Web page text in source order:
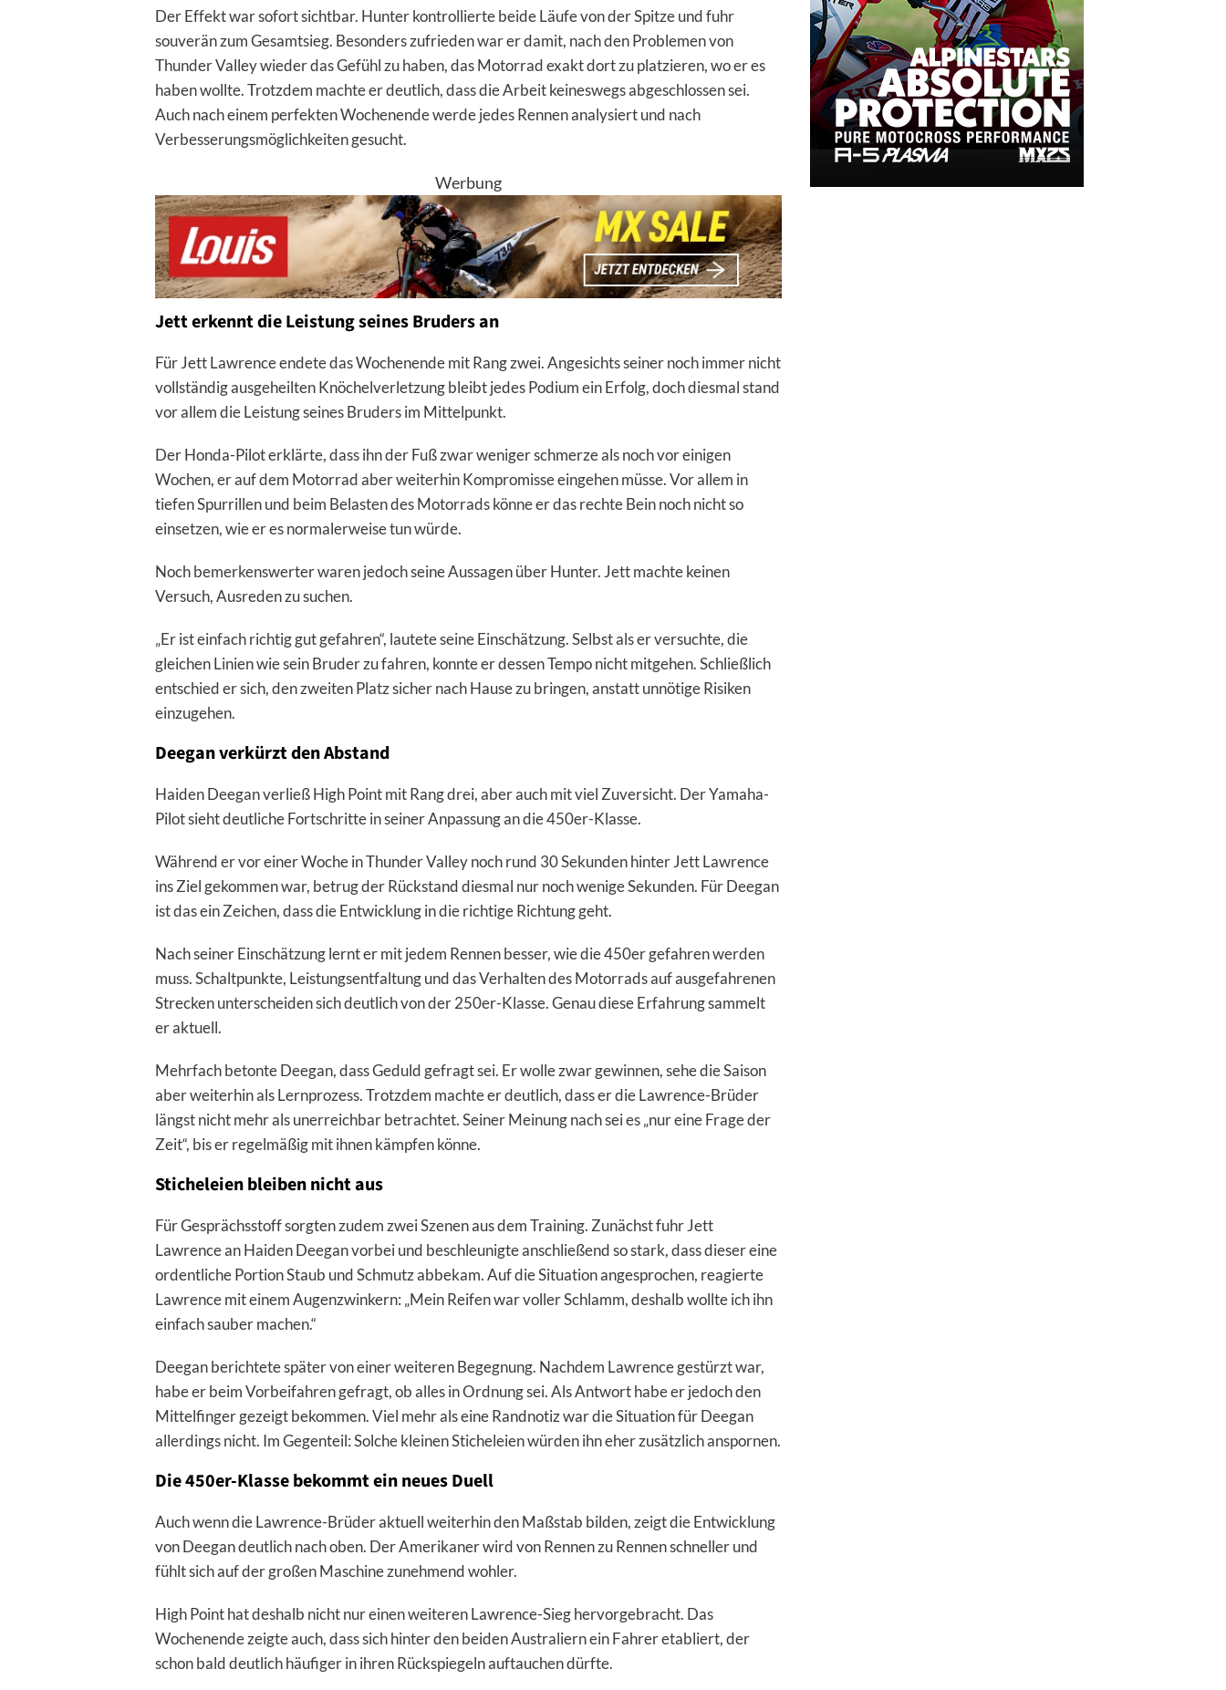
Der Effekt war sofort sichtbar. Hunter kontrollierte beide Läufe von der Spitze und fuhr
souverän zum Gesamtsieg. Besonders zufrieden war er damit, nach den Problemen von
Thunder Valley wieder das Gefühl zu haben, das Motorrad exakt dort zu platzieren, wo er es
haben wollte. Trotzdem machte er deutlich, dass die Arbeit keineswegs abgeschlossen sei.
Auch nach einem perfekten Wochenende werde jedes Rennen analysiert und nach
Verbesserungsmöglichkeiten gesucht.
Werbung
Jett erkennt die Leistung seines Bruders an
Für Jett Lawrence endete das Wochenende mit Rang zwei. Angesichts seiner noch immer nicht
vollständig ausgeheilten Knöchelverletzung bleibt jedes Podium ein Erfolg, doch diesmal stand
vor allem die Leistung seines Bruders im Mittelpunkt.
Der Honda-Pilot erklärte, dass ihn der Fuß zwar weniger schmerze als noch vor einigen
Wochen, er auf dem Motorrad aber weiterhin Kompromisse eingehen müsse. Vor allem in
tiefen Spurrillen und beim Belasten des Motorrads könne er das rechte Bein noch nicht so
einsetzen, wie er es normalerweise tun würde.
Noch bemerkenswerter waren jedoch seine Aussagen über Hunter. Jett machte keinen
Versuch, Ausreden zu suchen.
„Er ist einfach richtig gut gefahren“, lautete seine Einschätzung. Selbst als er versuchte, die
gleichen Linien wie sein Bruder zu fahren, konnte er dessen Tempo nicht mitgehen. Schließlich
entschied er sich, den zweiten Platz sicher nach Hause zu bringen, anstatt unnötige Risiken
einzugehen.
Deegan verkürzt den Abstand
Haiden Deegan verließ High Point mit Rang drei, aber auch mit viel Zuversicht. Der Yamaha-
Pilot sieht deutliche Fortschritte in seiner Anpassung an die 450er-Klasse.
Während er vor einer Woche in Thunder Valley noch rund 30 Sekunden hinter Jett Lawrence
ins Ziel gekommen war, betrug der Rückstand diesmal nur noch wenige Sekunden. Für Deegan
ist das ein Zeichen, dass die Entwicklung in die richtige Richtung geht.
Nach seiner Einschätzung lernt er mit jedem Rennen besser, wie die 450er gefahren werden
muss. Schaltpunkte, Leistungsentfaltung und das Verhalten des Motorrads auf ausgefahrenen
Strecken unterscheiden sich deutlich von der 250er-Klasse. Genau diese Erfahrung sammelt
er aktuell.
Mehrfach betonte Deegan, dass Geduld gefragt sei. Er wolle zwar gewinnen, sehe die Saison
aber weiterhin als Lernprozess. Trotzdem machte er deutlich, dass er die Lawrence-Brüder
längst nicht mehr als unerreichbar betrachtet. Seiner Meinung nach sei es „nur eine Frage der
Zeit“, bis er regelmäßig mit ihnen kämpfen könne.
Sticheleien bleiben nicht aus
Für Gesprächsstoff sorgten zudem zwei Szenen aus dem Training. Zunächst fuhr Jett
Lawrence an Haiden Deegan vorbei und beschleunigte anschließend so stark, dass dieser eine
ordentliche Portion Staub und Schmutz abbekam. Auf die Situation angesprochen, reagierte
Lawrence mit einem Augenzwinkern: „Mein Reifen war voller Schlamm, deshalb wollte ich ihn
einfach sauber machen.“
Deegan berichtete später von einer weiteren Begegnung. Nachdem Lawrence gestürzt war,
habe er beim Vorbeifahren gefragt, ob alles in Ordnung sei. Als Antwort habe er jedoch den
Mittelfinger gezeigt bekommen. Viel mehr als eine Randnotiz war die Situation für Deegan
allerdings nicht. Im Gegenteil: Solche kleinen Sticheleien würden ihn eher zusätzlich anspornen.
Die 450er-Klasse bekommt ein neues Duell
Auch wenn die Lawrence-Brüder aktuell weiterhin den Maßstab bilden, zeigt die Entwicklung
von Deegan deutlich nach oben. Der Amerikaner wird von Rennen zu Rennen schneller und
fühlt sich auf der großen Maschine zunehmend wohler.
High Point hat deshalb nicht nur einen weiteren Lawrence-Sieg hervorgebracht. Das
Wochenende zeigte auch, dass sich hinter den beiden Australiern ein Fahrer etabliert, der
schon bald deutlich häufiger in ihren Rückspiegeln auftauchen dürfte.